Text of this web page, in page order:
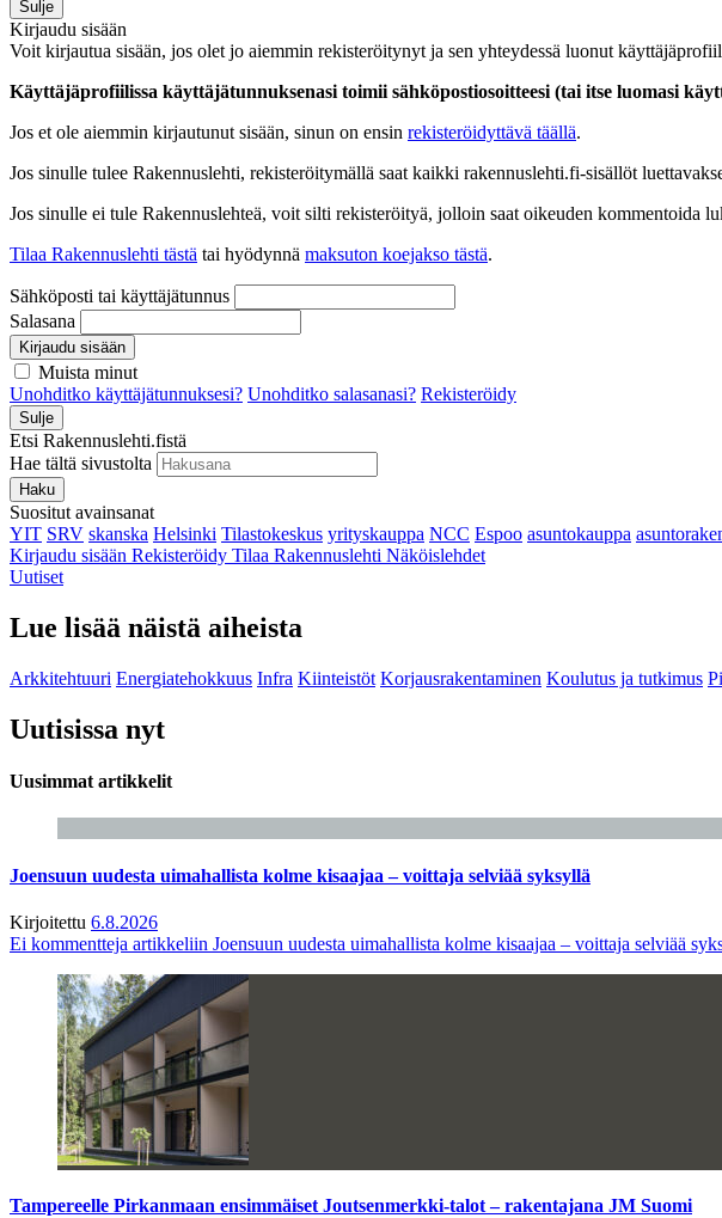
Sulje
Kirjaudu sisään
Voit kirjautua sisään, jos olet jo aiemmin rekisteröitynyt ja sen yhteydessä luonut
Käyttäjäprofiilissa käyttäjätunnuksenasi toimii sähköpostiosoitteesi (tai itse luomasi
Jos et ole aiemmin kirjautunut sisään, sinun on ensin rekisteröidyttävä täällä.
Jos sinulle tulee Rakennuslehti, rekisteröitymällä saat kaikki rakennuslehti.fi-sisällöt
Jos sinulle ei tule Rakennuslehteä, voit silti rekisteröityä, jolloin saat oikeuden kommentoida
Tilaa Rakennuslehti tästä tai hyödynnä maksuton koejakso tästä.
Sähköposti tai käyttäjätunnus
Salasana
Kirjaudu sisään
Muista minut
Unohditko käyttäjätunnuksesi? Unohditko salasanasi? Rekisteröidy
Sulje
Etsi Rakennuslehti.fistä
Hae tältä sivustolta
Haku
Suositut avainsanat
YIT SRV skanska Helsinki Tilastokeskus yrityskauppa NCC Espoo asuntokauppa
Kirjaudu sisään Rekisteröidy Tilaa Rakennuslehti Näköislehdet
Uutiset
Lue lisää näistä aiheista
Arkkitehtuuri Energiatehokkuus Infra Kiinteistöt Korjausrakentaminen Koulutus ja tutkimus
Uutisissa nyt
Uusimmat artikkelit
Joensuun uudesta uimahallista kolme kisaajaa – voittaja selviää syksyllä
Kirjoitettu 6.8.2026
Ei kommentteja artikkeliin Joensuun uudesta uimahallista kolme kisaajaa – voittaja selviää
Tampereelle Pirkanmaan ensimmäiset Joutsenmerkki-talot – rakentajana JM Suomi